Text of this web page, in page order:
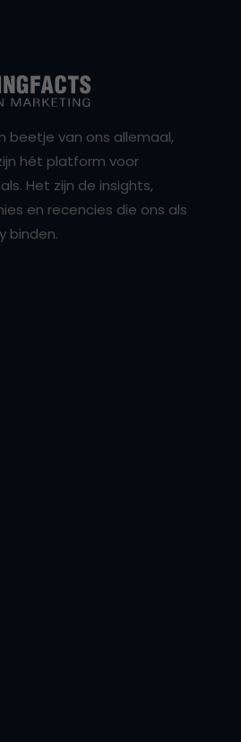
beetje van ons allemaal,
hét platform voor
Het zijn de insights,
en recencies die ons als
binden.